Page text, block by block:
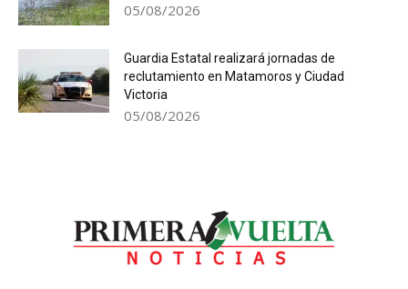
05/08/2026
Guardia Estatal realizará jornadas de
reclutamiento en Matamoros y Ciudad
Victoria
05/08/2026